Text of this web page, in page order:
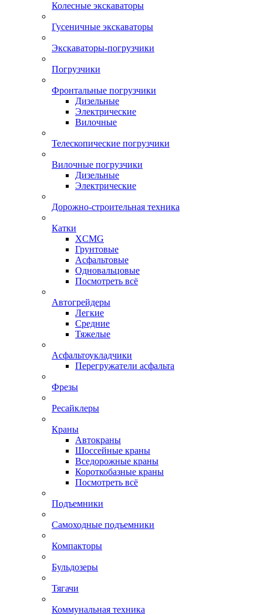
Колесные экскаваторы
Гусеничные экскаваторы
Экскаваторы-погрузчики
Погрузчики
Фронтальные погрузчики
Дизельные
Электрические
Вилочные
Телескопические погрузчики
Вилочные погрузчики
Дизельные
Электрические
Дорожно-строительная техника
Катки
XCMG
Грунтовые
Асфальтовые
Одновальцовые
Посмотреть всё
Автогрейдеры
Легкие
Средние
Тяжелые
Асфальтоукладчики
Перегружатели асфальта
Фрезы
Ресайклеры
Краны
Автокраны
Шоссейные краны
Вседорожные краны
Короткобазные краны
Посмотреть всё
Подъемники
Самоходные подъемники
Компакторы
Бульдозеры
Тягачи
Коммунальная техника